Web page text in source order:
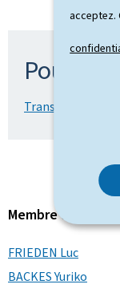
Pour en
Transcription du
Membre du
FRIEDEN Luc
BACKES Yuriko